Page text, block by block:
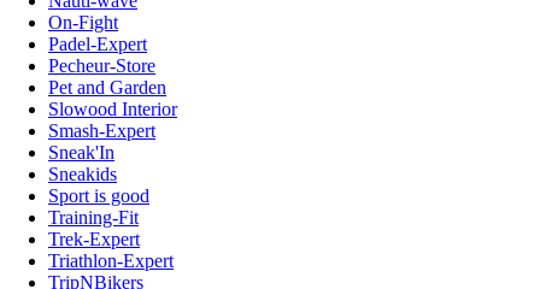
On-Fight
Padel-Expert
Pecheur-Store
Pet and Garden
Slowood Interior
Smash-Expert
Sneak'In
Sneakids
Sport is good
Training-Fit
Trek-Expert
Triathlon-Expert
TripNBikers